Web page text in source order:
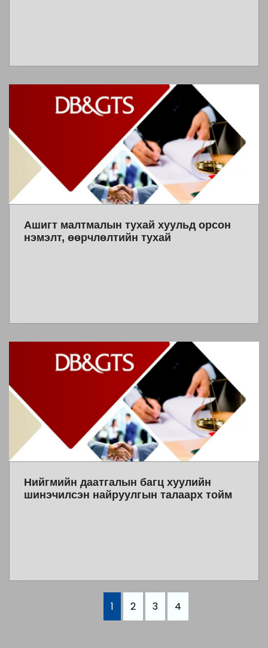
Ашигт малтмалын тухай хуульд орсон
нэмэлт, өөрчлөлтийн тухай
Нийгмийн даатгалын багц хуулийн
шинэчилсэн найруулгын талаарх тойм
1 2 3 4